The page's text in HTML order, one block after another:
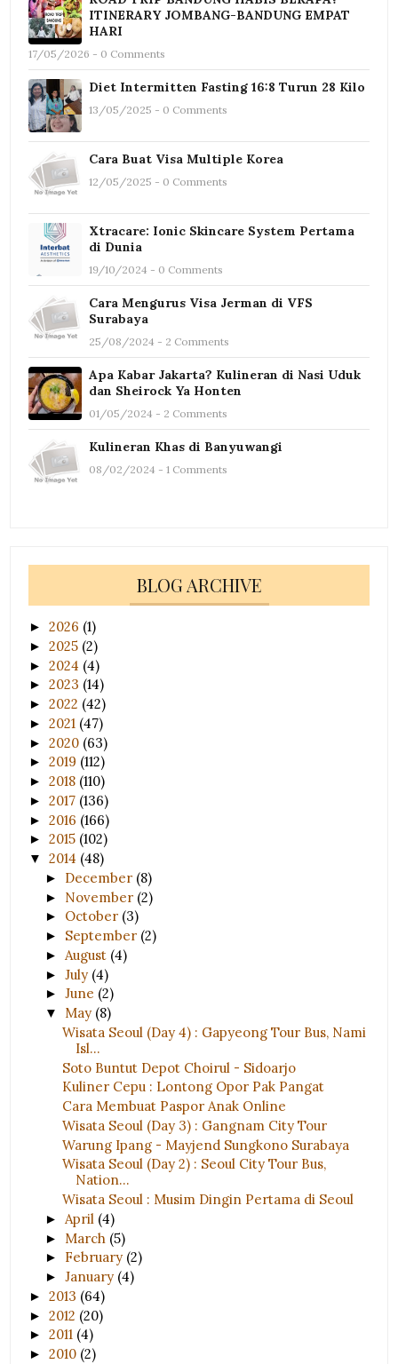
ITINERARY JOMBANG-BANDUNG EMPAT
HARI
17/05/2026 - 0 Comments
Diet Intermitten Fasting 16:8 Turun 28 Kilo
13/05/2025 - 0 Comments
Cara Buat Visa Multiple Korea
12/05/2025 - 0 Comments
Xtracare: Ionic Skincare System Pertama
di Dunia
19/10/2024 - 0 Comments
Cara Mengurus Visa Jerman di VFS
Surabaya
25/08/2024 - 2 Comments
Apa Kabar Jakarta? Kulineran di Nasi Uduk
dan Sheirock Ya Honten
01/05/2024 - 2 Comments
Kulineran Khas di Banyuwangi
08/02/2024 - 1 Comments
BLOG ARCHIVE
►2026 (1)
►2025 (2)
►2024 (4)
►2023 (14)
►2022 (42)
►2021 (47)
►2020 (63)
►2019 (112)
►2018 (110)
►2017 (136)
►2016 (166)
►2015 (102)
▼2014 (48)
► December (8)
► November (2)
► October (3)
► September (2)
► August (4)
►July (4)
►June (2)
▼ May (8)
Wisata Seoul (Day 4) : Gapyeong Tour Bus, Nami
Isl...
Soto Buntut Depot Choirul - Sidoarjo
Kuliner Cepu : Lontong Opor Pak Pangat
Cara Membuat Paspor Anak Online
Wisata Seoul (Day 3) : Gangnam City Tour
Warung Ipang - Mayjend Sungkono Surabaya
Wisata Seoul (Day 2) : Seoul City Tour Bus,
Nation...
Wisata Seoul : Musim Dingin Pertama di Seoul
► April (4)
► March (5)
► February (2)
►January (4)
►2013 (64)
►2012 (20)
►2011 (4)
►2010 (2)